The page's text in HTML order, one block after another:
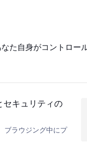
た自身がコントロー
セキュリティの
ブラウジング中にプ